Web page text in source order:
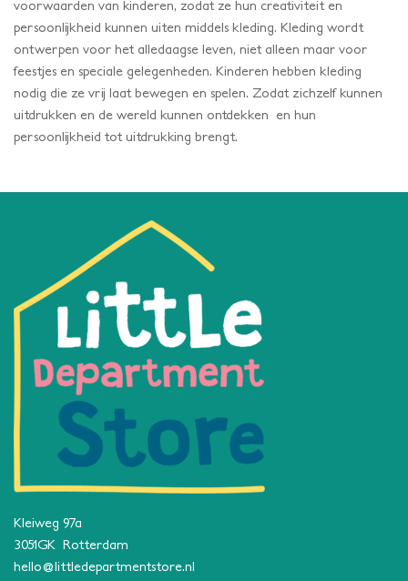
voorwaarden van kinderen, zodat ze hun creativiteit en
persoonlijkheid kunnen uiten middels kleding. Kleding wordt
ontwerpen voor het alledaagse leven, niet alleen maar voor
feestjes en speciale gelegenheden. Kinderen hebben kleding
nodig die ze vrij laat bewegen en spelen. Zodat zichzelf kunnen
uitdrukken en de wereld kunnen ontdekken en hun
persoonlijkheid tot uitdrukking brengt.
Kleiweg 97a
3051GK Rotterdam
hello@littledepartmentstore.nl